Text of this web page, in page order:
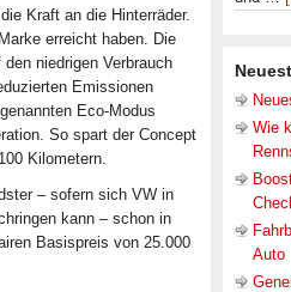
Kraft an die Hinterräder.
erreicht haben. Die
niedrigen Verbrauch
Emissionen
Eco-Modus
So spart der Concept
Kilometern.
– sofern sich VW in
kann – schon in
Basispreis von 25.000
Wie
Auto